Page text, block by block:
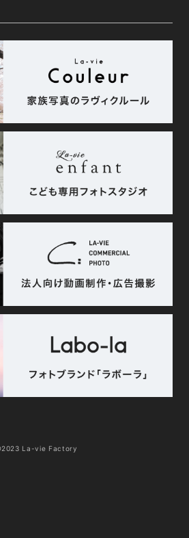
La-vie Factory